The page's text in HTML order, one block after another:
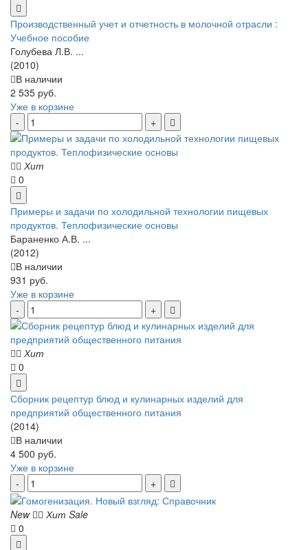
Производственный учет и отчетность в молочной отрасли :
Учебное пособие
Голубева Л.В. ...
(2010)
В наличии
2 535 руб.
Уже в корзине
Хит
0
Примеры и задачи по холодильной технологии пищевых
продуктов. Теплофизические основы
Бараненко А.В. ...
(2012)
В наличии
931 руб.
Уже в корзине
Хит
0
Сборник рецептур блюд и кулинарных изделий для
предприятий общественного питания
(2014)
В наличии
4 500 руб.
Уже в корзине
New Хит Sale
0